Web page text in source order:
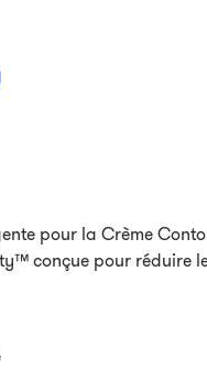
pour la Crème
conçue pour réduire